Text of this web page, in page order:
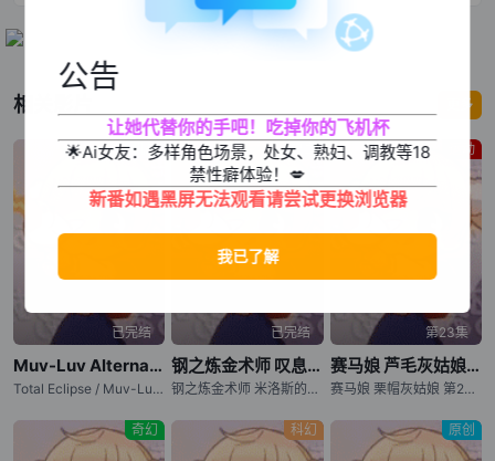
相关影片 更多
机战
已完结
Muv-Luv Alternative Total Eclipse
Total Eclipse / Muv-Luv ATE / マブラヴ オルタネイティヴ トータル・イクリプス
热血
已完结
钢之炼金术师 叹息之丘的圣星
钢之炼金术师 米洛斯的圣星 / Fullmetal Alchemist: The Sacred Star of Milos / Fullmetal Alchemist: The Sacred Star of the Walling Hill / Hagane no Renkinjutsushi: Milos no Seinaru Hoshi
运动
第23集
赛马娘 芦毛灰姑娘 第2部分
赛马娘 栗帽灰姑娘 第2部分 / 赛马娘 Cinderella Gray 第2部分 / Uma Musume Cinderella Gray Part 2
奇幻 科幻 原创
公告
让她代替你的手吧！吃掉你的飞机杯
🌟Ai女友：多样角色场景，处女、熟妇、调教等18
禁性癖体验！💋
新番如遇黑屏无法观看请尝试更换浏览器